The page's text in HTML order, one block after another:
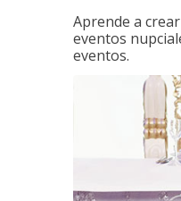
Aprende a
eventos
eventos.